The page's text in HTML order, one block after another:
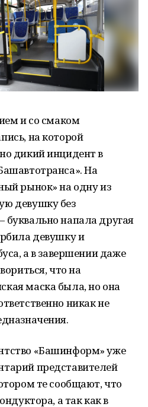
и со смаком
на которой
дикий инцидент в
На
рынок» на одну из
девушку без
напала другая
девушку и
а в завершении даже
что на
маска была, но она
никак не
«Башинформ» уже
представителей
те сообщают, что
а так как в